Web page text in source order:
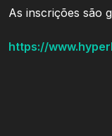
As inscrições são
https://